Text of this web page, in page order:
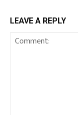
LEAVE A REPLY